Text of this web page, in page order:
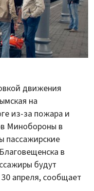
движения
на
из-за пожара и
Минобороны в
пассажирские
в
будут
апреля, сообщает